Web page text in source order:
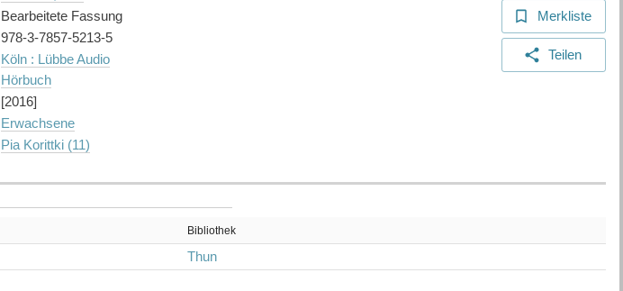
Bearbeitete Fassung
978-3-7857-5213-5
Köln : Lübbe Audio
Hörbuch
[2016]
Erwachsene
Pia Korittki (11)
Merkliste
Teilen
Bibliothek
Thun